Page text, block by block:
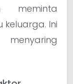
meminta
Ini